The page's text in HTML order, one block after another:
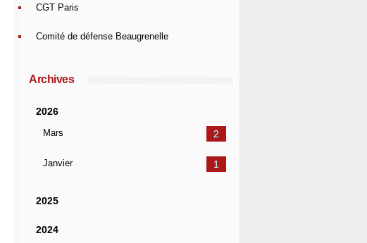
CGT Paris
Comité de défense Beaugrenelle
Archives
2026
Mars 2
Janvier 1
2025
2024